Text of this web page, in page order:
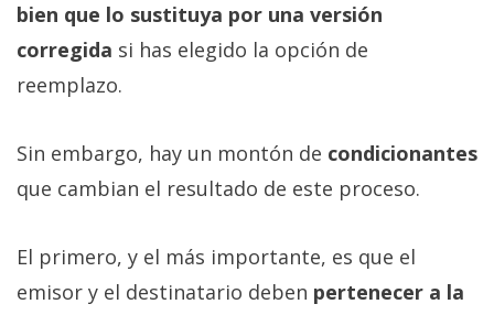
bien que lo sustituya por una versión
corregida si has elegido la opción de
reemplazo.
Sin embargo, hay un montón de condicionantes
que cambian el resultado de este proceso.
El primero, y el más importante, es que el
emisor y el destinatario deben pertenecer a la